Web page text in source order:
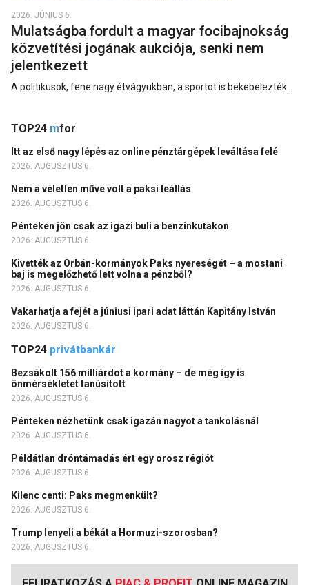
2026. JÚNIUS 6.
Mulatságba fordult a magyar focibajnokság
közvetítési jogának aukciója, senki nem
jelentkezett
A politikusok, fene nagy étvágyukban, a sportot is bekebelezték.
TOP24 mfor
Itt az első nagy lépés az online pénztárgépek leváltása felé
2026. AUGUSZTUS 6.
Nem a véletlen műve volt a paksi leállás
2026. AUGUSZTUS 6.
Pénteken jön csak az igazi buli a benzinkutakon
2026. AUGUSZTUS 6.
Kivették az Orbán-kormányok Paks nyereségét – a mostani
baj is megelőzhető lett volna a pénzből?
2026. AUGUSZTUS 6.
Vakarhatja a fejét a júniusi ipari adat láttán Kapitány István
2026. AUGUSZTUS 6.
TOP24 privátbankár
Bezsákolt 156 milliárdot a kormány – de még így is
önmérsékletet tanúsított
2026. AUGUSZTUS 6.
Pénteken nézhetünk csak igazán nagyot a tankolásnál
2026. AUGUSZTUS 6.
Példátlan dróntámadás ért egy orosz régiót
2026. AUGUSZTUS 6.
Kilenc centi: Paks megmenkült?
2026. AUGUSZTUS 6.
Trump lenyeli a békát a Hormuzi-szorosban?
2026. AUGUSZTUS 6.